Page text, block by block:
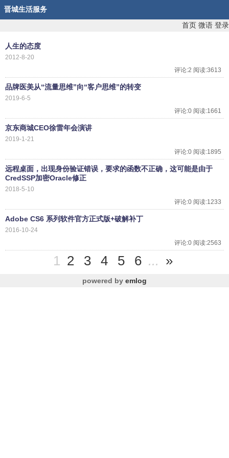
晋城生活服务
首页 微语 登录
人生的态度
2012-8-20
评论:2 阅读:3613
品牌医美从“流量思维”向“客户思维”的转变
2019-6-5
评论:0 阅读:1661
京东商城CEO徐雷年会演讲
2019-1-21
评论:0 阅读:1895
远程桌面，出现身份验证错误，要求的函数不正确，这可能是由于
CredSSP加密Oracle修正
2018-5-10
评论:0 阅读:1233
Adobe CS6 系列软件官方正式版+破解补丁
2016-10-24
评论:0 阅读:2563
1 2 3 4 5 6 ... »
powered by emlog